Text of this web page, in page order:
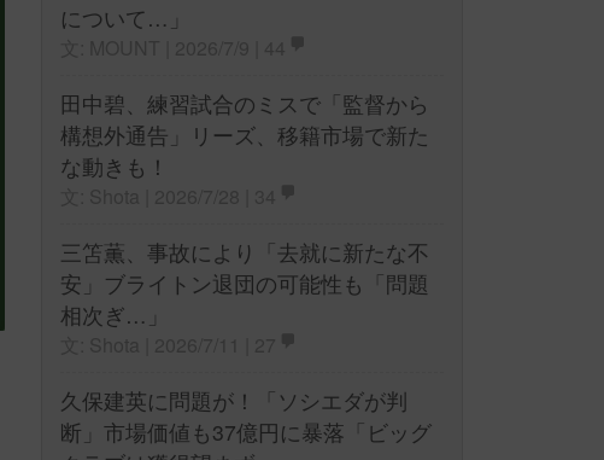
について…」
田中碧、練習試合のミスで「監督から
構想外通告」リーズ、移籍市場で新た
な動きも！
三笘薫、事故により「去就に新たな不
安」ブライトン退団の可能性も「問題
相次ぎ…」
久保建英に問題が！「ソシエダが判
断」市場価値も37億円に暴落「ビッグ